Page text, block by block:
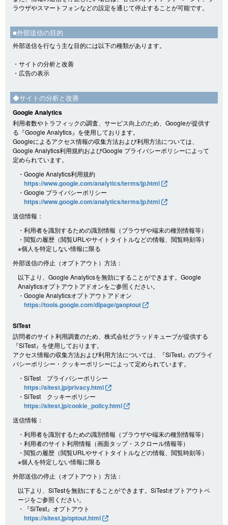
ラウザやスマートフォンなどの設定を通じて停止することが可能です。
■外部送信の目的
外部送信を行なう主な目的には以下の種類があります。
・サイトの分析と改善
・広告の表示
◆サイトの分析と改善
Google Analytics
利用者数やトラフィックの調査、サービス向上のため、Googleが提供す
る『Google Analytics』を使用しております。
Googleによるアクセス情報の収集方法および利用方法については、
Google Analytics利用規約およびGoogle プライバシーポリシーによって
定められています。
・Google Analytics利用規約
https://www.google.com/analytics/terms/jp.html
・Google プライバシーポリシー
https://www.google.com/analytics/terms/jp.html
送信情報：
・利用者を識別するための識別情報（ブラウザや端末の種別情報等）
・閲覧の履歴（閲覧URLやサイトタイトルなどの情報、閲覧時刻等）
※個人を特定しない情報に限る
外部送信の停止（オプトアウト）方法：
以下より、Google Analyticsを無効にすることができます。Google
Analyticsオプトアウトアドオンをご参照ください。
・Google Analyticsオプトアウトアドオン
https://tools.google.com/dlpage/gaoptout
SiTest
訪問者のサイト利用調査のため、株式会社グラッドキューブが提供する
『SiTest』を使用しております。
アクセス情報の収集方法および利用方法については、『SiTest』のプライ
バシーポリシー・クッキーポリシーによって定められています。
・SiTest プライバシーポリシー
https://sitest.jp/privacy.html
・SiTest クッキーポリシー
https://sitest.jp/cookie_policy.html
送信情報：
・利用者を識別するための識別情報（ブラウザや端末の種別情報等）
・利用者のサイト利用情報（画面タップ・スクロール情報等）
・閲覧の履歴（閲覧URLやサイトタイトルなどの情報、閲覧時刻等）
※個人を特定しない情報に限る
外部送信の停止（オプトアウト）方法：
以下より、SiTestを無効にすることができます。SiTestオプトアウトペ
ージをご参照ください。
・『SiTest』オプトアウト
https://sitest.jp/optout.html